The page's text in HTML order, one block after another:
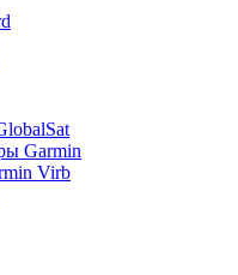
Garmin
Virb